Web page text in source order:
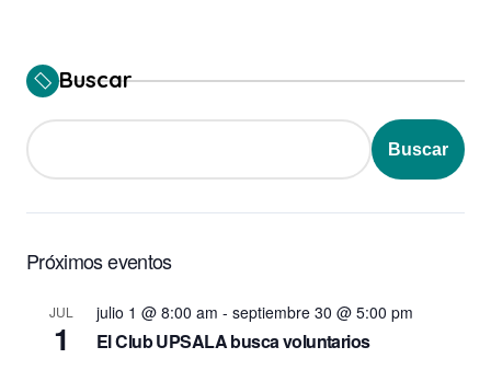
Buscar
Buscar
Próximos eventos
JUL
1
julio 1 @ 8:00 am - septiembre 30 @ 5:00 pm
El Club UPSALA busca voluntarios